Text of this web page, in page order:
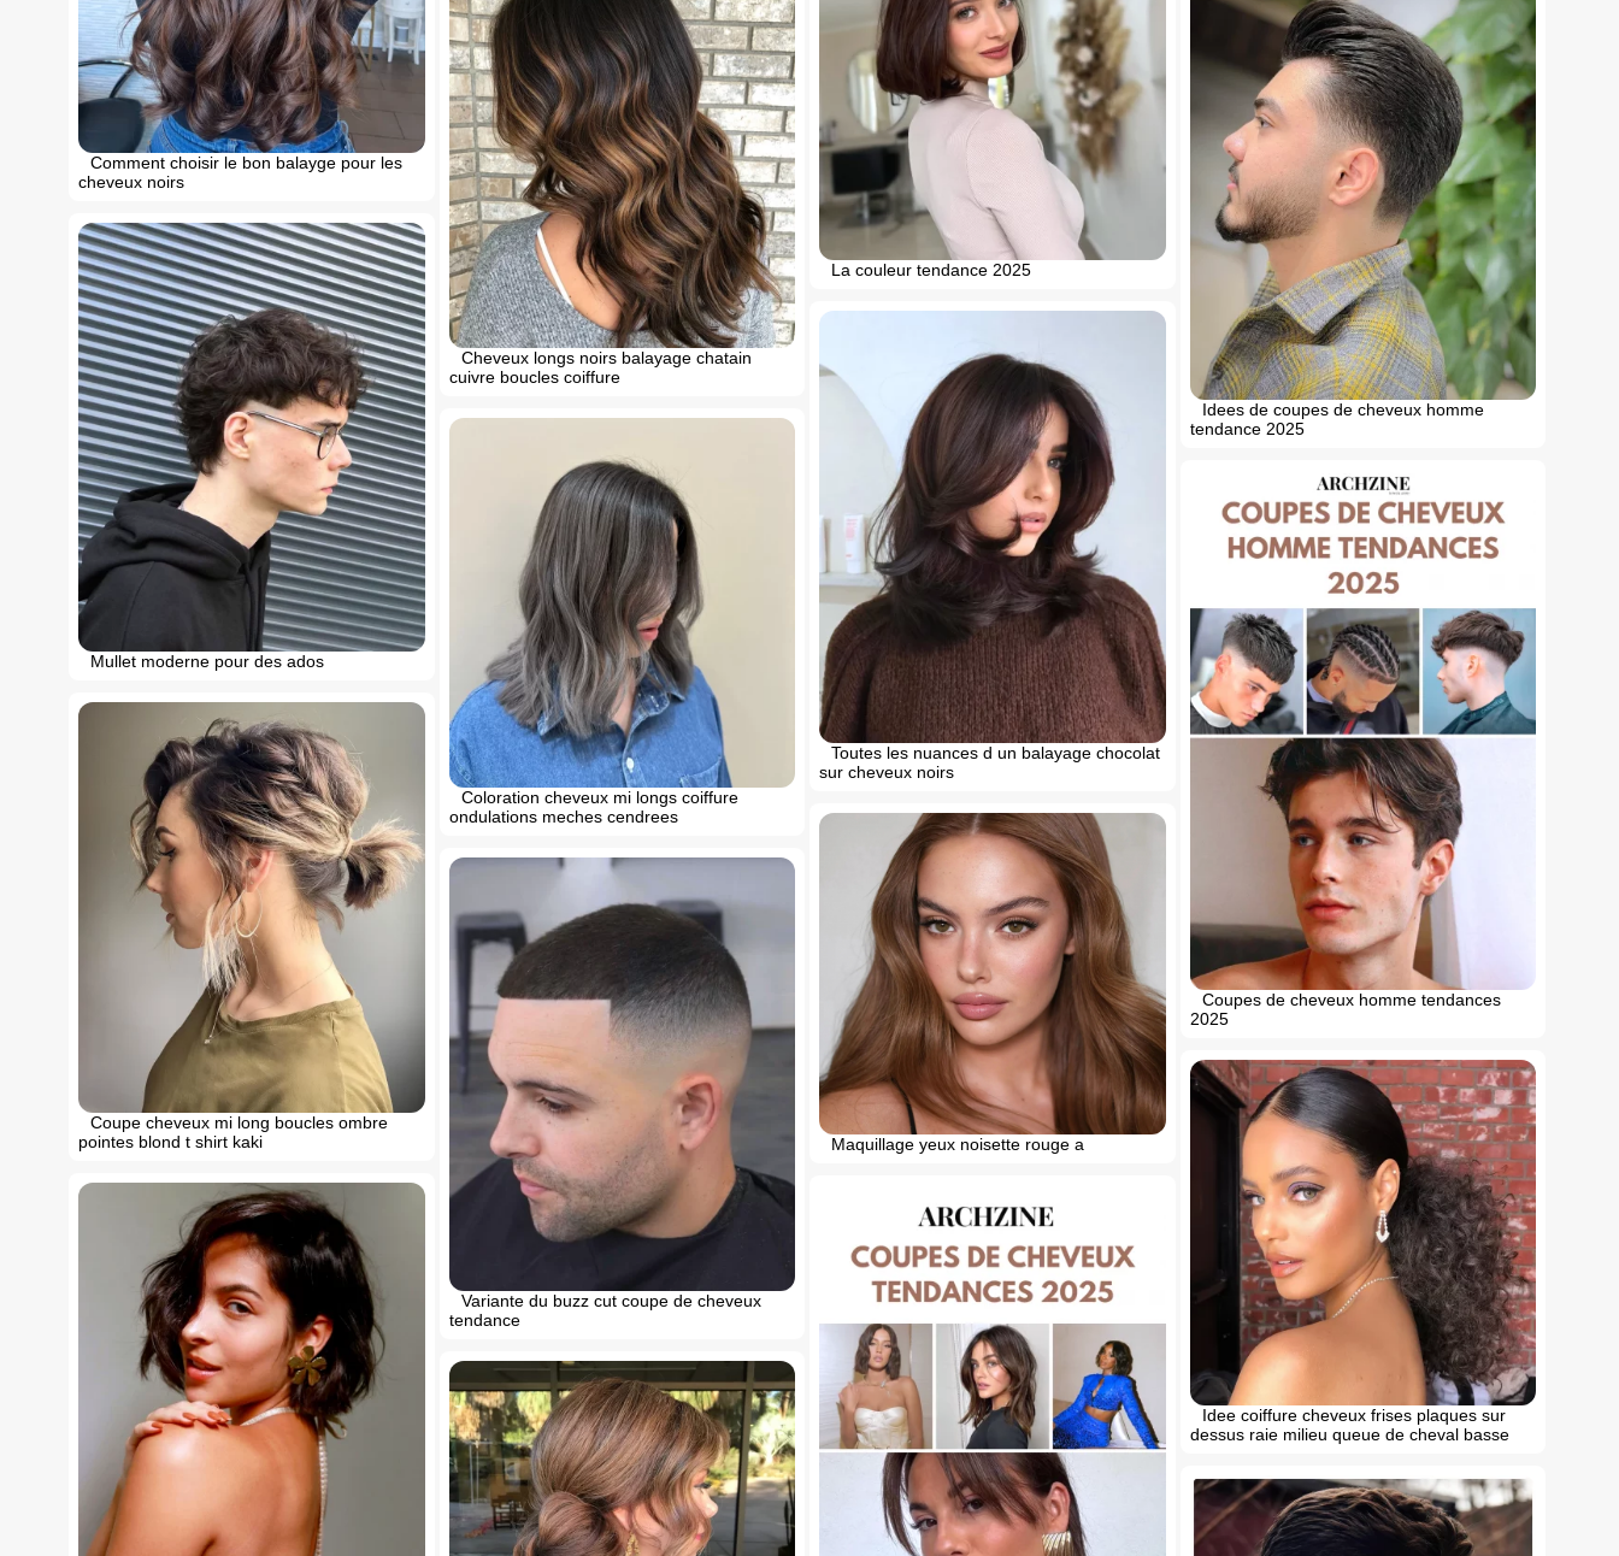
Comment choisir le bon balayge pour les
cheveux noirs
La couleur tendance 2025
Cheveux longs noirs balayage chatain
cuivre boucles coiffure
Idees de coupes de cheveux homme
tendance 2025
Mullet moderne pour des ados
Toutes les nuances d un balayage chocolat
sur cheveux noirs
Coloration cheveux mi longs coiffure
ondulations meches cendrees
Coupes de cheveux homme tendances
2025
Coupe cheveux mi long boucles ombre
pointes blond t shirt kaki
Maquillage yeux noisette rouge a
Variante du buzz cut coupe de cheveux
tendance
Idee coiffure cheveux frises plaques sur
dessus raie milieu queue de cheval basse